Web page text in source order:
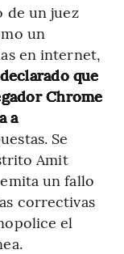
de un juez
un
en internet,
que
Chrome
a
Se
Amit
un fallo
correctivas
el